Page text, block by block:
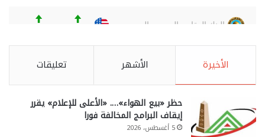
الأخيرة الأشهر تعليقات
حظر «بيع الهواء»…. «الأعلى للإعلام» يقرر
إيقاف البرامج المخالفة فورا
5 أغسطس، 2026